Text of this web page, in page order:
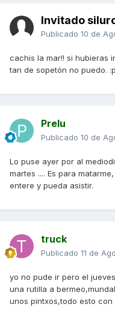
Invitado
Publicado 10 de
cachis la mar!! si hubieras
tan de sopetón no puedo.
Prelu
Publicado 10 de
Lo puse ayer por al
martes .... Es para
entere y pueda asistir.
truck
Publicado 11 de
yo no pude ir pero el
una rutilla a
unos pintxos,todo esto con